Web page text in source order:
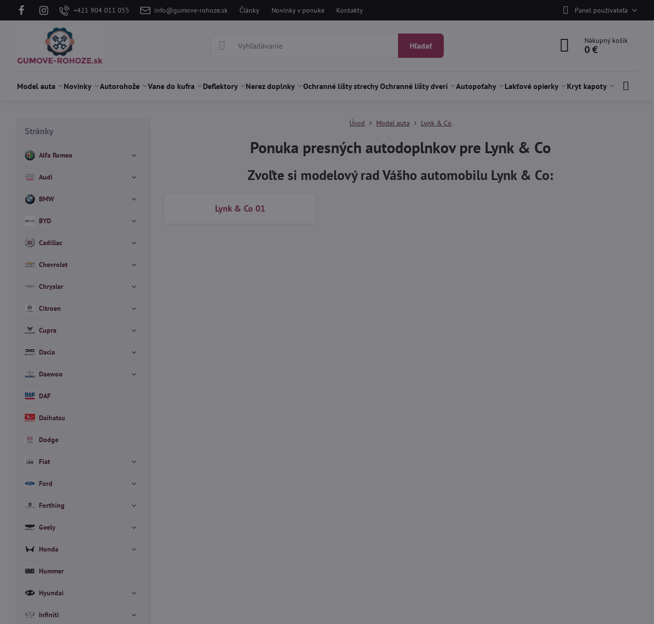
+421 904 011 055 info@gumove-rohoze.sk Články Novinky v ponuke Kontakty Panel používateľa
Hľadať
Nákupný košík
0 €
Model auta Novinky Autorohože Vane do kufra Deflektory Nerez doplnky Ochranné lišty strechyOchranné lišty dverí Autopoťahy Lakťové opierky Kryt kapoty
Úvod Model auta Lynk & Co
Ponuka presných autodoplnkov pre Lynk & Co
Zvoľte si modelový rad Vášho automobilu Lynk & Co:
Lynk & Co 01
Stránky
Alfa Romeo
Audi
BMW
BYD
Cadillac
Chevrolet
Chrysler
Citroen
Cupra
Dacia
Daewoo
DAF
Daihatsu
Dodge
Fiat
Ford
Forthing
Geely
Honda
Hummer
Hyundai
Infiniti